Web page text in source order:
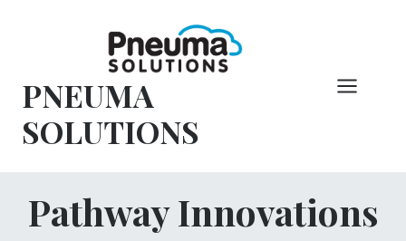
PNEUMA
SOLUTIONS
Pathway Innovations